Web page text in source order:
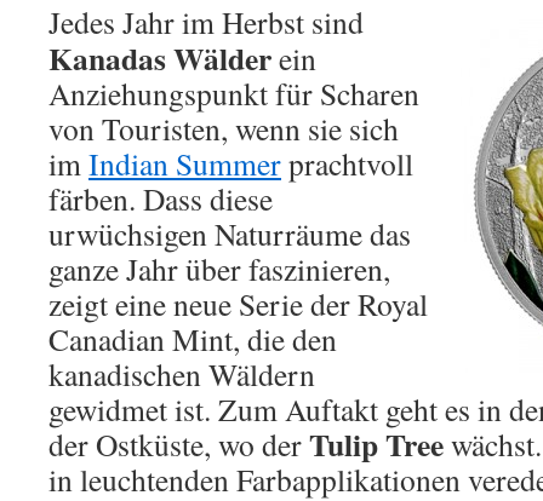
Jedes Jahr im Herbst sind
Kanadas Wälderein
Anziehungspunkt für Scharen
von Touristen, wenn sie sich
imIndian Summerprachtvoll
färben. Dass diese
urwüchsigen Naturräume das
ganze Jahr über faszinieren,
zeigt eine neue Serie der Royal
Canadian Mint, die den
kanadischen Wäldern
gewidmet ist. Zum Auftakt geht es in
der Ostküste, wo derTulip Tree
in leuchtenden Farbapplikationen